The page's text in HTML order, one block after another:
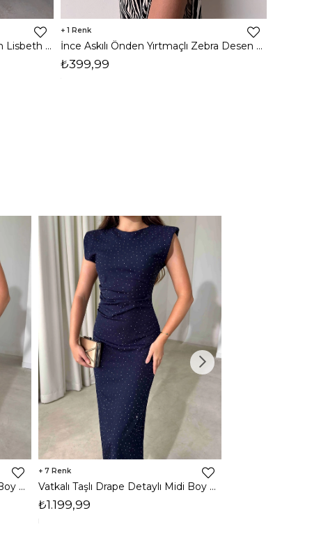
İnce Askılı Önden Yırtmaçlı Uzun Lisbeth Kadın Beyaz Elbise 22K000581
1
İnce Askılı Önden Yırtmaçlı Zebra Desen Citlali Kadın Renkli Elbise 22Y000068
₺399,99
Vatkalı Taşlı Drape Detaylı Midi Boy Kahverengi Jesep Kadın Elbise 26Y282
7
Vatkalı Taşlı Drape Detaylı Midi Boy Lacivert Jesep Kadın Elbise 26Y282
₺1.199,99